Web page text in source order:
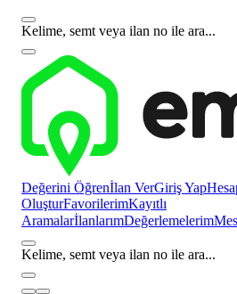
Kelime, semt veya ilan no ile ara...
Değerini Öğrenİlan VerGiriş Yap
OluşturFavorilerimKayıtlı
AramalarİlanlarımDeğerlemelerim
Kelime, semt veya ilan no ile ara...